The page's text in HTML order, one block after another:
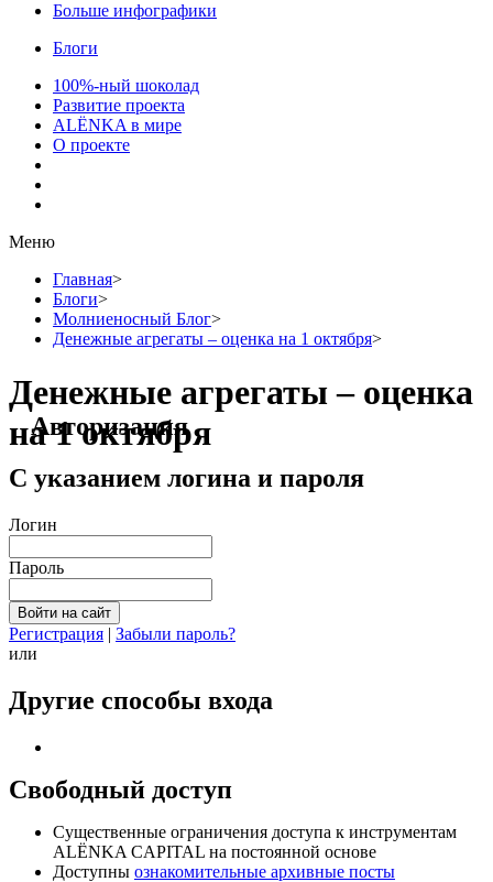
Больше инфографики
Блоги
100%-ный шоколад
Развитие проекта
ALЁNKA в мире
О проекте
Меню
Главная>
Блоги>
Молниеносный Блог>
Денежные агрегаты – оценка на 1 октября>
Денежные агрегаты – оценка
на 1 октября
Авторизация
С указанием логина и пароля
Логин
Пароль
Регистрация | Забыли пароль?
или
Другие способы входа
Свободный доступ
Cущественные ограничения доступа к инструментам
ALЁNKA CAPITAL на постоянной основе
Доступны ознакомительные архивные посты